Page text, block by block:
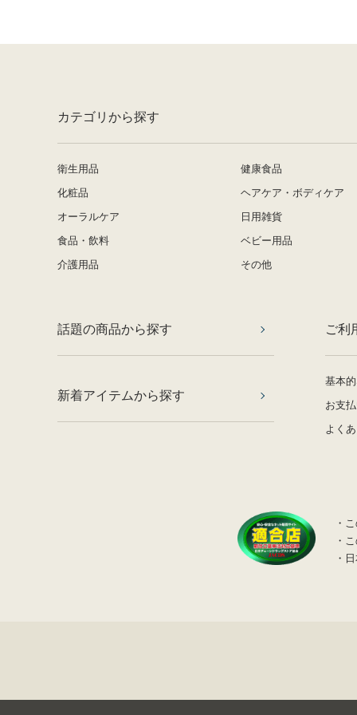
カテゴリから探す
衛生用品
健康食品
化粧品
ヘアケア・ボディケア
オーラルケア
日用雑貨
食品・飲料
ベビー用品
介護用品
その他
話題の商品から探す
新着アイテムから探す
ご利
基本
お支
よく
・
・
・